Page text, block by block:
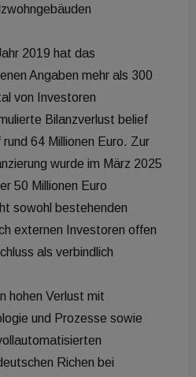
2019 hat das
Angaben mehr als 300
von Investoren
Bilanzverlust belief
64 Millionen Euro. Zur
wurde im März 2025
50 Millionen Euro
sowohl bestehenden
externen Investoren offen
als verbindlich
hohen Verlust mit
und Prozesse sowie
Richen bei